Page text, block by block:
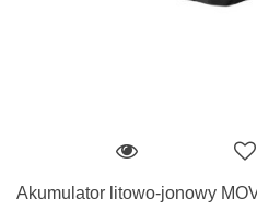
Akumulator litowo-jonowy